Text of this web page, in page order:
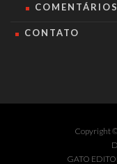
CONTATO
Copyright
GATO